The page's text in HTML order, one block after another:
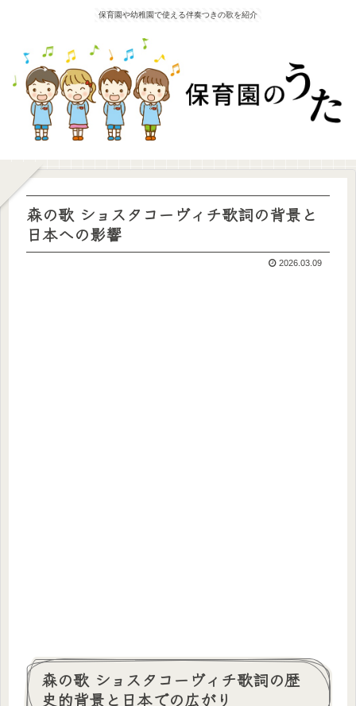
保育園や幼稚園で使える伴奏つきの歌を紹介
森の歌 ショスタコーヴィチ歌詞の背景と
日本への影響
2026.03.09
森の歌 ショスタコーヴィチ歌詞の歴
史的背景と日本での広がり